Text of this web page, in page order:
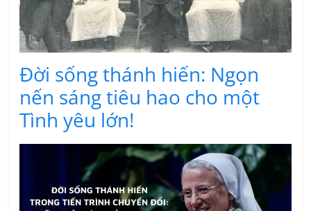
Đời sống thánh hiến: Ngọn
nến sáng tiêu hao cho một
Tình yêu lớn!